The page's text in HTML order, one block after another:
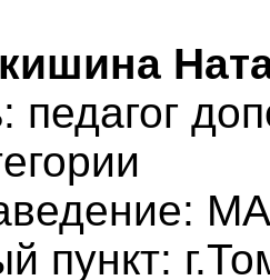
педагог
пункт: